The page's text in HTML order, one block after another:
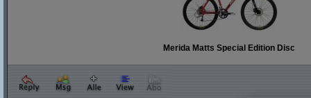
Merida Matts Special Edition Disc